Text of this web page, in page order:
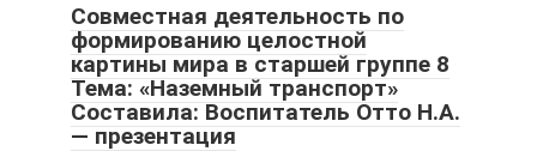
Совместная деятельность по
формированию целостной
картины мира в старшей группе 8
Тема: «Наземный транспорт»
Составила: Воспитатель Отто Н.А.
— презентация